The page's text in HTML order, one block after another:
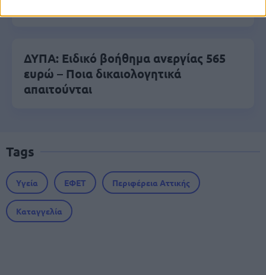
ΔΥΠΑ: Ειδικό βοήθημα ανεργίας 565
ευρώ – Ποια δικαιολογητικά
απαιτούνται
Tags
Υγεία ΕΦΕΤ Περιφέρεια Αττικής
Καταγγελία